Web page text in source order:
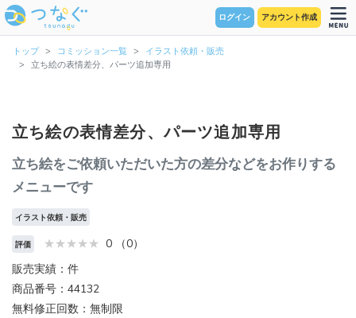
ログイン アカウント作成
トップ コミッション一覧
イラスト依頼・販売
立ち絵の表情差分、パーツ追加専用
立ち絵の表情差分、パーツ追加専用
立ち絵をご依頼いただいた方の差分などをお作りする
メニューです
イラスト依頼・販売
評価
0 （0）
販売実績：件
商品番号：44132
無料修正回数：無制限